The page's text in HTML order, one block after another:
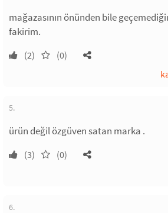
mağazasının önünden bile
fakirim.
(2) (0)
5.
ürün değil özgüven satan marka .
(3) (0)
6.